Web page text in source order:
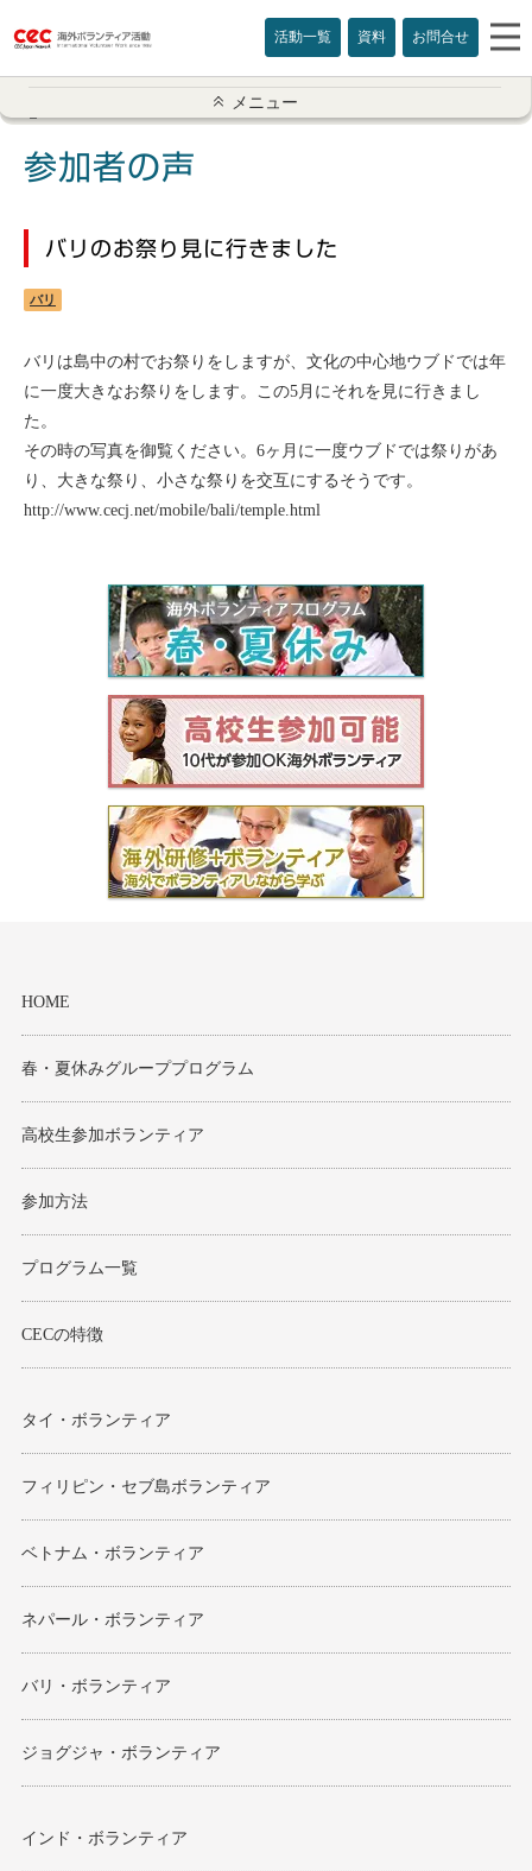
活動一覧 資料 お問合せ
アメリカ
カナダ
カンボジア
スリランカ
中国/海南島
ネパール
マルタ島
ジョグジャ
ハンガリー
ギリシャ
メニュー
参加者の声
バリのお祭り見に行きました
バリ
バリは島中の村でお祭りをしますが、文化の中心地ウブドでは年
に一度大きなお祭りをします。この5月にそれを見に行きまし
た。
その時の写真を御覧ください。6ヶ月に一度ウブドでは祭りがあ
り、大きな祭り、小さな祭りを交互にするそうです。
http://www.cecj.net/mobile/bali/temple.html
HOME
春・夏休みグループプログラム
高校生参加ボランティア
参加方法
プログラム一覧
CECの特徴
タイ・ボランティア
フィリピン・セブ島ボランティア
ベトナム・ボランティア
ネパール・ボランティア
バリ・ボランティア
ジョグジャ・ボランティア
インド・ボランティア